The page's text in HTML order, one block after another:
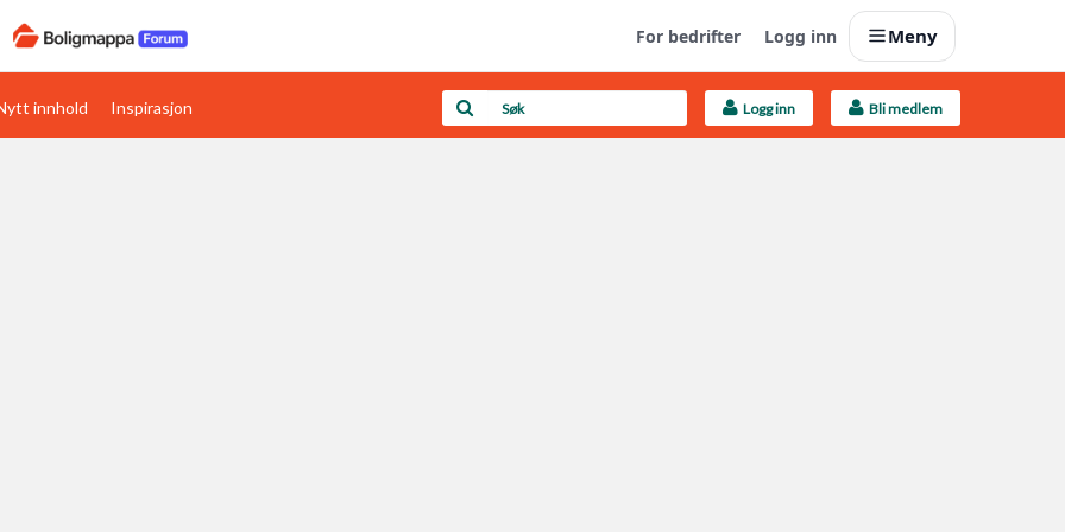
For bedrifter Logg inn Meny
Boligens papirer Last opp selv
innhold Inspirasjon Logg inn Bli medlem